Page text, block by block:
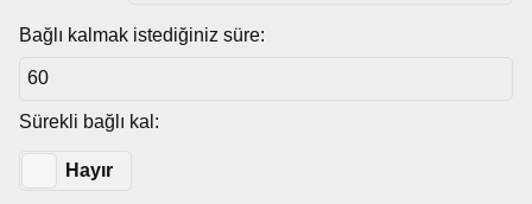
Bağlı kalmak istediğiniz süre:
Sürekli bağlı kal:
Hayır